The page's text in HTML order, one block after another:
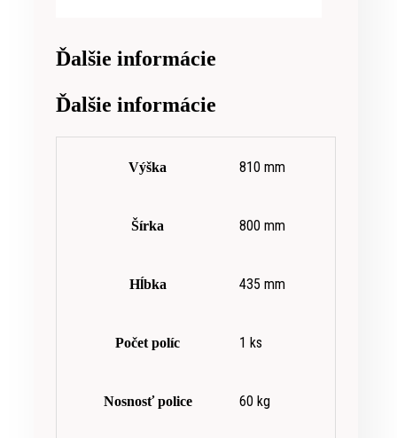
Ďalšie informácie
Ďalšie informácie
Výška 810 mm
Šírka 800 mm
Hĺbka 435 mm
Počet políc 1 ks
Nosnosť police 60 kg